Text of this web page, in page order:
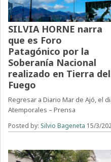
SILVIA HORNE narra
que es Foro
Patagónico por la
Soberanía Nacional
realizado en Tierra del
Fuego
Regresar a Diario Mar de Ajó, el
Atemporales – Prensa
Posted by: Silvio Bageneta 15/3/